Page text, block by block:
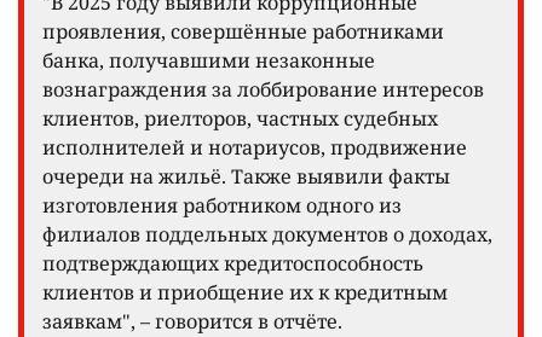
проявления, совершённые работниками
банка, получавшими незаконные
вознаграждения за лоббирование интересов
клиентов, риелторов, частных судебных
исполнителей и нотариусов, продвижение
очереди на жильё. Также выявили факты
изготовления работником одного из
филиалов поддельных документов о доходах,
подтверждающих кредитоспособность
клиентов и приобщение их к кредитным
заявкам", – говорится в отчёте.